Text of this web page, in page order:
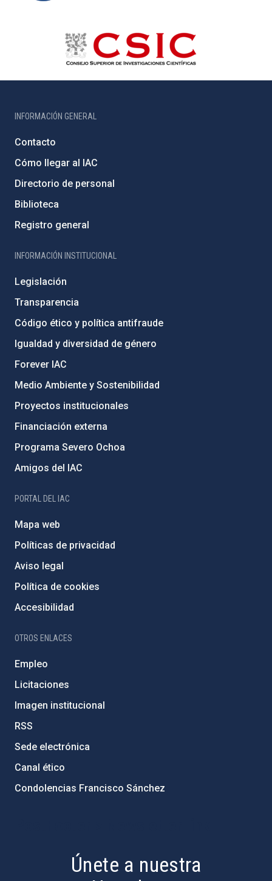
INFORMACIÓN GENERAL
Contacto
Cómo llegar al IAC
Directorio de personal
Biblioteca
Registro general
INFORMACIÓN INSTITUCIONAL
Legislación
Transparencia
Código ético y política antifraude
Igualdad y diversidad de género
Forever IAC
Medio Ambiente y Sostenibilidad
Proyectos institucionales
Financiación externa
Programa Severo Ochoa
Amigos del IAC
PORTAL DEL IAC
Mapa web
Políticas de privacidad
Aviso legal
Política de cookies
Accesibilidad
OTROS ENLACES
Empleo
Licitaciones
Imagen institucional
RSS
Sede electrónica
Canal ético
Condolencias Francisco Sánchez
Únete a nuestra